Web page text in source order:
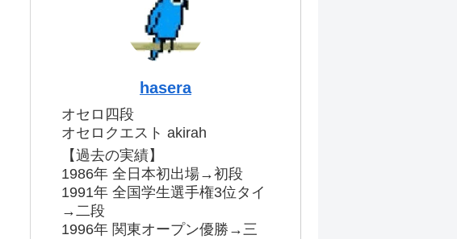
hasera
オセロ四段
オセロクエスト akirah
【過去の実績】
1986年 全日本初出場→初段
1991年 全国学生選手権3位タイ
→二段
1996年 関東オープン優勝→三